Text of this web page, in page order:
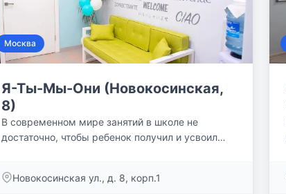
Москва
Я-Ты-Мы-Они (Новокосинская,
8)
В современном мире занятий в школе не
достаточно, чтобы ребенок получил и усвоил
успешной взрослой жизни. Мы понимаем это и
Новокосинская ул., д. 8, корп.1